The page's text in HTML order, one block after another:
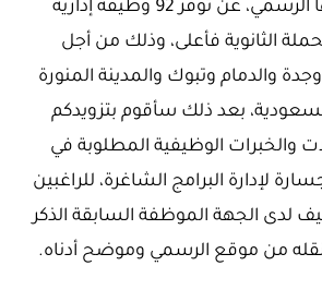
البرامج عبر موقعها الرسمي، عن توفر 92 وظيفة إدارية
الثانوية فأعلى، وذلك من أجل
والدمام وتبوك والمدينة المنورة
بعد ذلك سأقوم بتزويدكم
والخبرات الوظيفية المطلوبة في
لإدارة البرامج الشاغرة، للراغبين
لدى الجهة الموظفة السابقة الذكر
من موقع الرسمي وموضح أدناه.